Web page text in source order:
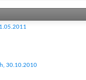
30.10.2010